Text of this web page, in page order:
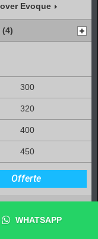
Evoque
300
320
400
450
Offerte
WHATSAPP